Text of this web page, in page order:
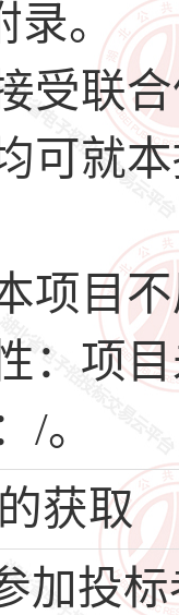
录。
受联
可就
项目
：项
/。
获取
加投